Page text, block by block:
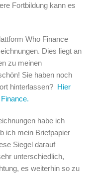
Fortbildung kann es
Who Finance
Dies liegt an
zu meinen
Sie haben noch
hinterlassen? Hier
habe ich
ich mein Briefpapier
Siegel darauf
unterschiedlich,
es weiterhin so zu